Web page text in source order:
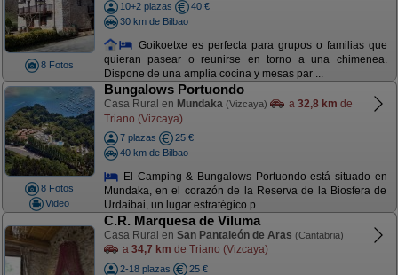
8 Fotos
10+2 plazas
40 €
30 km de Bilbao
Goikoetxe es perfecta para grupos o familias que
quieran pasear o reunirse en torno a una chimenea.
Dispone de una amplia cocina y mesas par ...
8 Fotos
Video
Bungalows Portuondo
Casa Rural en Mundaka (Vizcaya) a 32,8 km de
Triano (Vizcaya)
7 plazas
25 €
40 km de Bilbao
El Camping & Bungalows Portuondo está situado en
Mundaka, en el corazón de la Reserva de la Biosfera de
Urdaibai, un lugar estratégico p ...
C.R. Marquesa de Viluma
Casa Rural en San Pantaleón de Aras (Cantabria)
a 34,7 km de Triano (Vizcaya)
2-18 plazas
25 €